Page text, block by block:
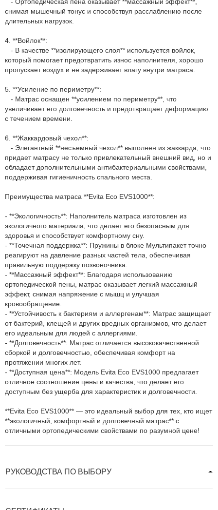
снимая мышечный тонус и способствуя расслаблению после
длительных нагрузок.
4. **Войлок**:
- В качестве **изолирующего слоя** используется войлок,
который помогает предотвратить износ наполнителя, хорошо
пропускает воздух и не задерживает влагу внутри матраса.
5. **Усиление по периметру**:
- Матрас оснащен **усилением по периметру**, что
увеличивает его долговечность и предотвращает деформацию
с течением времени.
6. **Жаккардовый чехол**:
- Элегантный **несъемный чехол** выполнен из жаккарда, что
придает матрасу не только привлекательный внешний вид, но и
обладает дополнительными антибактериальными свойствами,
поддерживая гигиеничность спального места.
Преимущества матраса **Evita Eco EVS1000**:
- **Экологичность**: Наполнитель матраса изготовлен из
экологичного материала, что делает его безопасным для
здоровья и способствует комфортному сну.
- **Точечная поддержка**: Пружины в блоке Мультипакет точно
реагируют на давление разных частей тела, обеспечивая
правильную поддержку позвоночника.
- **Массажный эффект**: Благодаря использованию
ортопедической пены, матрас оказывает легкий массажный
эффект, снимая напряжение с мышц и улучшая
кровообращение.
- **Устойчивость к бактериям и аллергенам**: Матрас защищает
от бактерий, клещей и других вредных организмов, что делает
его идеальным для людей с аллергиями.
- **Долговечность**: Матрас отличается высококачественной
сборкой и долговечностью, обеспечивая комфорт на
протяжении многих лет.
- **Доступная цена**: Модель Evita Eco EVS1000 предлагает
отличное соотношение цены и качества, что делает его
доступным без ущерба для характеристик и долговечности.
**Evita Eco EVS1000** — это идеальный выбор для тех, кто ищет
**экологичный, комфортный и долговечный матрас** с
отличными ортопедическими свойствами по разумной цене!
РУКОВОДСТВА ПО ВЫБОРУ